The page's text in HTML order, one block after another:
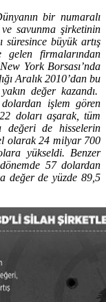
bir numaralı
savunma şirketinin
süresince büyük artış
gelen firmalarından
York Borsası’nda
Aralık 2010’dan bu
değer kazandı.
işlem gören
doları aşarak, tüm
değeri de hisselerin
olarak 24 milyar 700
yükseldi. Benzer
57 dolardan
değer de yüzde 89,5